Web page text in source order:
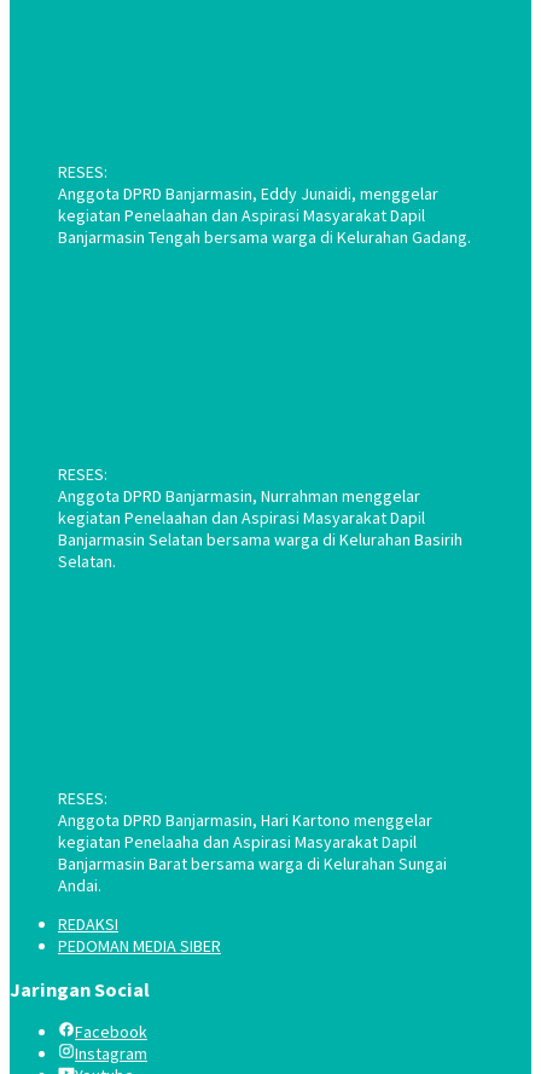
RESES:
Anggota DPRD Banjarmasin, Eddy Junaidi, menggelar
kegiatan Penelaahan dan Aspirasi Masyarakat Dapil
Banjarmasin Tengah bersama warga di Kelurahan Gadang.
RESES:
Anggota DPRD Banjarmasin, Nurrahman menggelar
kegiatan Penelaahan dan Aspirasi Masyarakat Dapil
Banjarmasin Selatan bersama warga di Kelurahan Basirih
Selatan.
RESES:
Anggota DPRD Banjarmasin, Hari Kartono menggelar
kegiatan Penelaaha dan Aspirasi Masyarakat Dapil
Banjarmasin Barat bersama warga di Kelurahan Sungai
Andai.
REDAKSI
PEDOMAN MEDIA SIBER
Jaringan Social
Facebook
Instagram